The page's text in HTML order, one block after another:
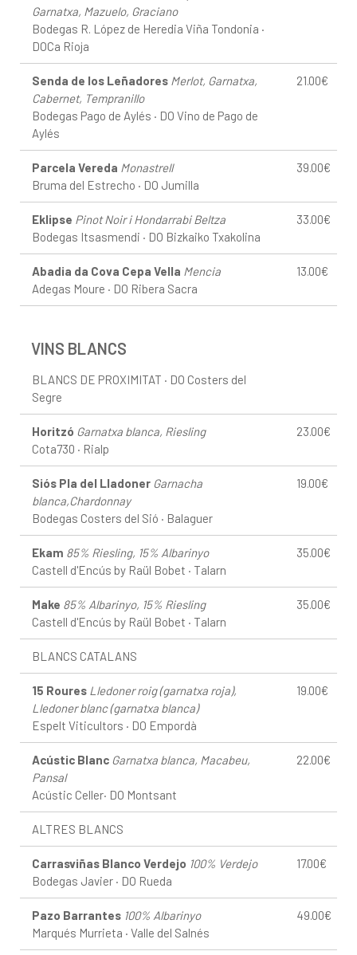
Garnatxa, Mazuelo, Graciano
Bodegas R. López de Heredia Viña Tondonia ·
DOCa Rioja
Senda de los Leñadores Merlot, Garnatxa,
Cabernet, Tempranillo
Bodegas Pago de Aylés · DO Vino de Pago de
Aylés
21.00€
Parcela Vereda Monastrell
Bruma del Estrecho · DO Jumilla
39.00€
Eklipse Pinot Noir i Hondarrabi Beltza
Bodegas Itsasmendi · DO Bizkaiko Txakolina
33.00€
Abadia da Cova Cepa Vella Mencia
Adegas Moure · DO Ribera Sacra
13.00€
VINS BLANCS
BLANCS DE PROXIMITAT · DO Costers del
Segre
Horitzó Garnatxa blanca, Riesling
Cota730 · Rialp
23.00€
Siós Pla del Lladoner Garnacha
blanca,Chardonnay
Bodegas Costers del Sió · Balaguer
19.00€
Ekam 85% Riesling, 15% Albarinyo
Castell d'Encús by Raül Bobet · Talarn
35.00€
Make 85% Albarinyo, 15% Riesling
Castell d'Encús by Raül Bobet · Talarn
35.00€
BLANCS CATALANS
15 Roures Lledoner roig (garnatxa roja),
Lledoner blanc (garnatxa blanca)
Espelt Viticultors · DO Empordà
19.00€
Acústic Blanc Garnatxa blanca, Macabeu,
Pansal
Acústic Celler· DO Montsant
22.00€
ALTRES BLANCS
Carrasviñas Blanco Verdejo 100% Verdejo
Bodegas Javier · DO Rueda
17.00€
Pazo Barrantes 100% Albarinyo
Marqués Murrieta · Valle del Salnés
49.00€